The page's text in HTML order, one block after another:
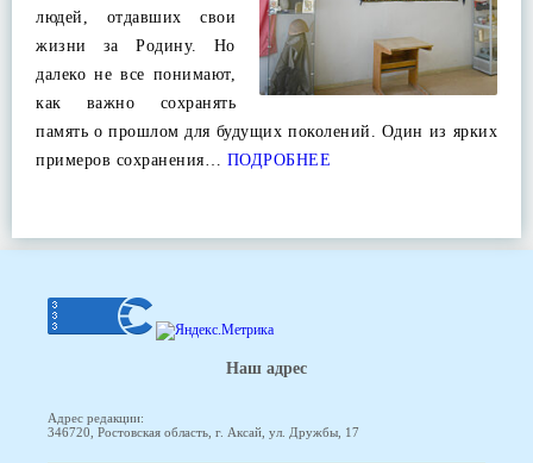
людей, отдавших свои
жизни за Родину. Но
далеко не все понимают,
как важно сохранять
память о прошлом для будущих поколений. Один из ярких
примеров сохранения… ПОДРОБНЕЕ
Наш адрес
Адрес редакции:
346720, Ростовская область, г. Аксай, ул. Дружбы, 17